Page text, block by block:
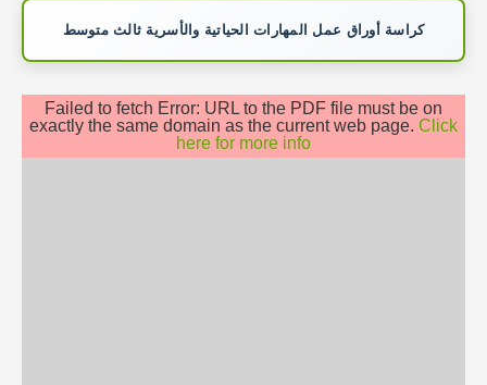
كراسة أوراق عمل المهارات الحياتية والأسرية ثالث متوسط
Failed to fetch Error: URL to the PDF file must be on
exactly the same domain as the current web page. Click
here for more info